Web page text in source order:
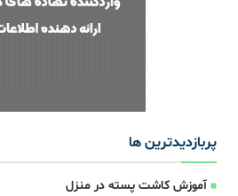
پربازدیدترین ها
آموزش کاشت پسته در منزل